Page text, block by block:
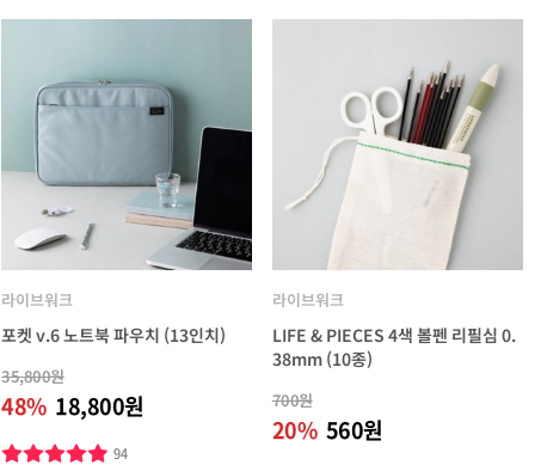
라이브워크
포켓 v.6 노트북 파우치 (13인치)
35,800원
48% 18,800원
94
라이브워크
LIFE & PIECES 4색 볼펜 리필심 0.
38mm (10종)
700원
20% 560원